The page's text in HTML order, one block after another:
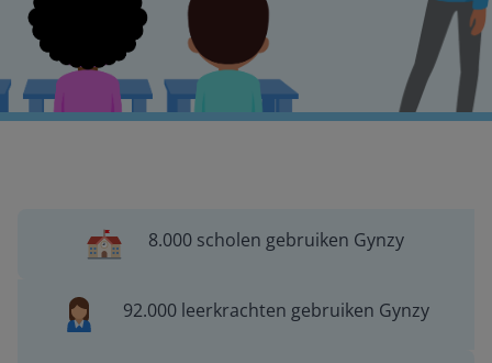
8.000 scholen gebruiken Gynzy
92.000 leerkrachten gebruiken Gynzy